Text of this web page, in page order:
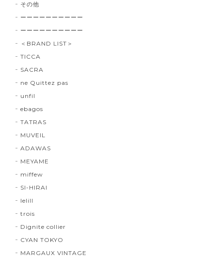
その他
ーーーーーーーーーー
ーーーーーーーーーー
＜BRAND LIST＞
TICCA
SACRA
ne Quittez pas
unfil
ebagos
TATRAS
MUVEIL
ADAWAS
MEYAME
miffew
SI-HIRAI
lelill
trois
Dignite collier
CYAN TOKYO
MARGAUX VINTAGE